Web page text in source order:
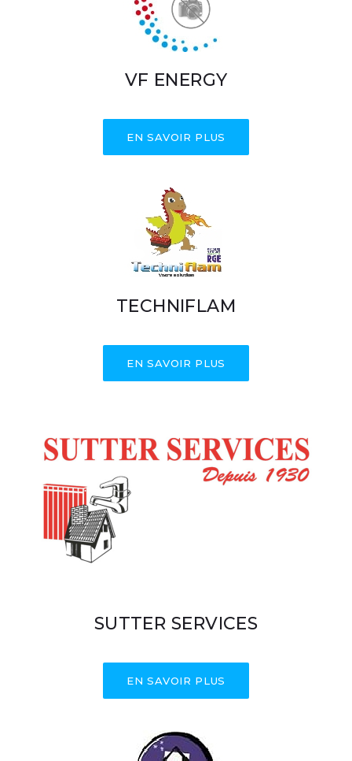
VF ENERGY
EN SAVOIR PLUS
TECHNIFLAM
EN SAVOIR PLUS
SUTTER SERVICES
EN SAVOIR PLUS